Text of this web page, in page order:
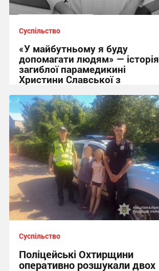
Суспільство
«У майбутньому я буду
допомагати людям» — історія
загиблої парамедикині
Христини Славської з
21:32, 7.08.2026
Суспільство
Поліцейські Охтирщини
оперативно розшукали двох